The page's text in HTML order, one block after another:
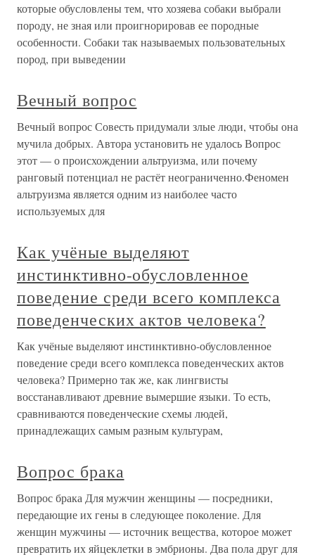
которые обусловлены тем, что хозяева собаки выбрали
породу, не зная или проигнорировав ее породные
особенности. Собаки так называемых пользовательных
пород, при выведении
Вечный вопрос
Вечный вопрос Совесть придумали злые люди, чтобы она
мучила добрых. Автора установить не удалось Вопрос
этот — о происхождении альтруизма, или почему
ранговый потенциал не растёт неограниченно.Феномен
альтруизма является одним из наиболее часто
используемых для
Как учёные выделяют
инстинктивно-обусловленное
поведение среди всего комплекса
поведенческих актов человека?
Как учёные выделяют инстинктивно-обусловленное
поведение среди всего комплекса поведенческих актов
человека? Примерно так же, как лингвисты
восстанавливают древние вымершие языки. То есть,
сравниваются поведенческие схемы людей,
принадлежащих самым разным культурам,
Вопрос брака
Вопрос брака Для мужчин женщины — посредники,
передающие их гены в следующее поколение. Для
женщин мужчины — источник вещества, которое может
превратить их яйцеклетки в эмбрионы. Два пола друг для